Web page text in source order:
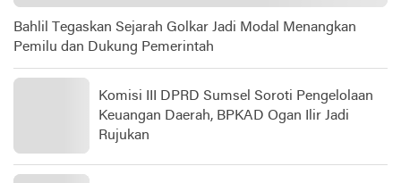
Bahlil Tegaskan Sejarah Golkar Jadi Modal Menangkan
Pemilu dan Dukung Pemerintah
Komisi III DPRD Sumsel Soroti Pengelolaan
Keuangan Daerah, BPKAD Ogan Ilir Jadi
Rujukan